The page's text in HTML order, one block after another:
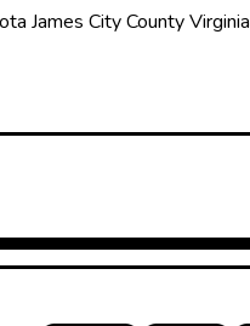
James City County Virginia